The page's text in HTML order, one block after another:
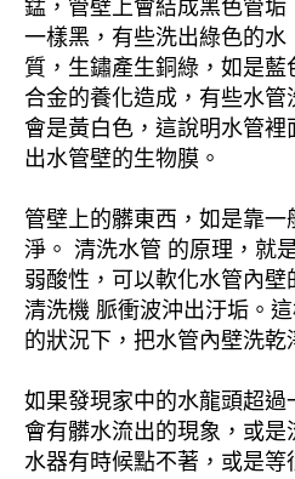
錳，管壁上會結成黑色管垢
一樣黑，有些洗出綠色的水
質，生鏽產生銅綠，如是
合金的養化造成，有些水
會是黃白色，這說明水管
出水管壁的生物膜。
管壁上的髒東西，如是靠
淨。 清洗水管 的原理，就
弱酸性，可以軟化水管內
清洗機 脈衝波沖出汙垢。
的狀況下，把水管內壁洗乾
如果發現家中的水龍頭超過
會有髒水流出的現象，或
水器有時候點不著，或是